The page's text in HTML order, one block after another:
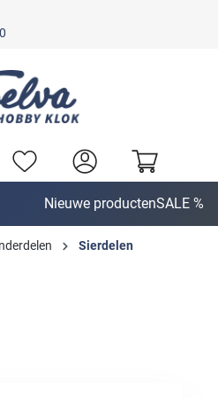
Nieuwe productenSALE %
Sierdelen